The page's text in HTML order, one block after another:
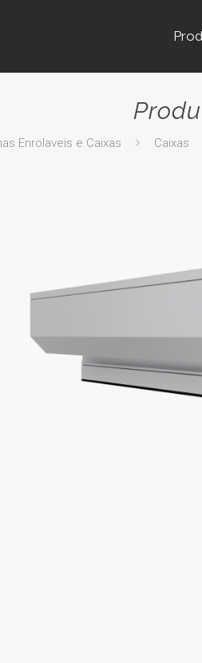
Enrolaveis e Caixas Caixas